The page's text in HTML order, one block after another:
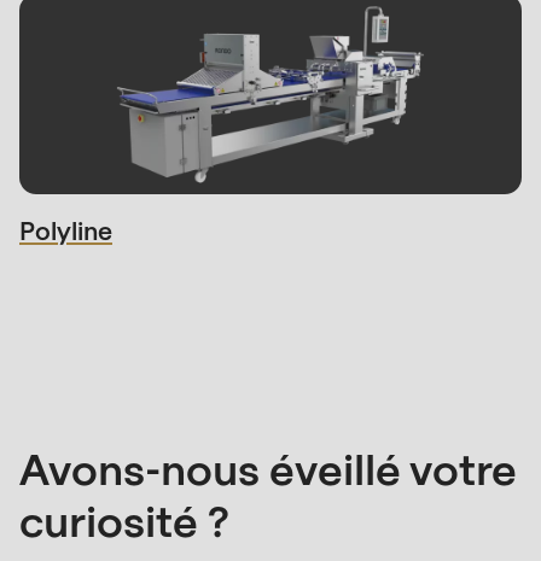
Polyline
Avons-nous éveillé votre
curiosité ?